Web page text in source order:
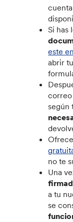
Si has
este
abrir
según
no te
Una
a tu
se